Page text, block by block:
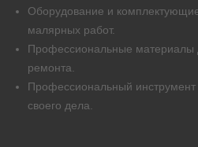
Оборудование и
малярных работ.
Профессиональные материалы
ремонта.
Профессиональный
своего дела.